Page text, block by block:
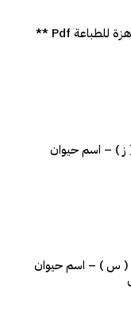
دفتر رسومات للتلوين جاهزة للطباعة Pdf **
ز ) – اسم حيوان
( س ) – اسم حيوان